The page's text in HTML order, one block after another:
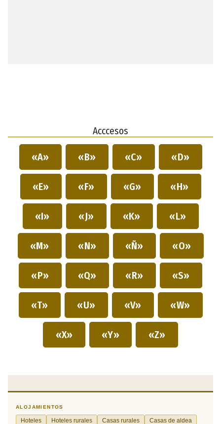
Acccesos
«A» «B» «C» «D»
«E» «F» «G» «H»
«I» «J» «K» «L»
«M» «N» «Ñ» «O»
«P» «Q» «R» «S»
«T» «U» «V» «W»
«X» «Y» «Z»